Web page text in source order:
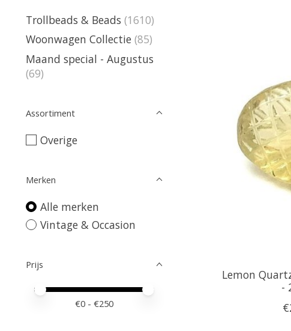
Trollbeads & Beads (1610)
Woonwagen Collectie (85)
Maand special - Augustus
(69)
Assortiment
Overige
Merken
Alle merken
Vintage & Occasion
Prijs
Minimale prijswaarde
Price maximum value
€0 - €250
Lemon
-